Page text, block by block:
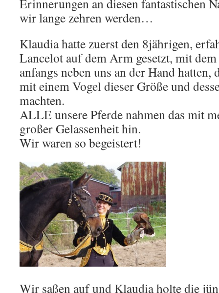
Erinnerungen an diesen fantastischen
wir lange zehren werden…
Klaudia hatte zuerst den 8jährigen,
Lancelot auf dem Arm gesetzt, mit
anfangs neben uns an der Hand hatten,
mit einem Vogel dieser Größe und
machten.
ALLE unsere Pferde nahmen das mit
großer Gelassenheit hin.
Wir waren so begeistert!
Wir saßen auf und Klaudia holte die